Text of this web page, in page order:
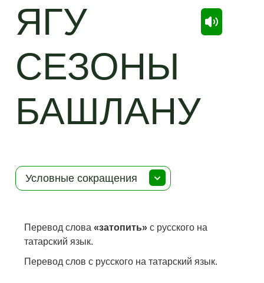
ЯГУ
СЕЗОНЫ
БАШЛАНУ
Условные сокращения
Перевод слова«затопить» с русского на
татарский язык.
Перевод слов с русского на татарский язык.